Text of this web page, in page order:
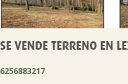
SE VENDE TERRENO EN
6256883217